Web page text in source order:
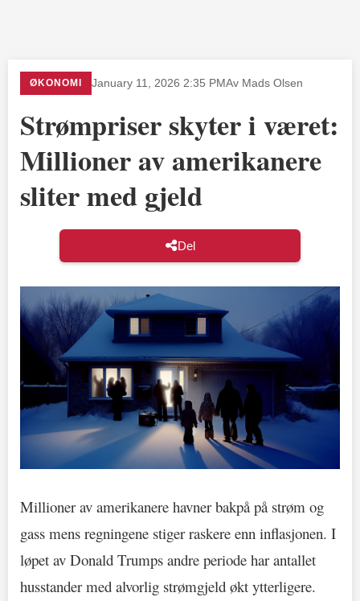
ØKONOMI January 11, 2026 2:35 PMAv Mads Olsen
Strømpriser skyter i været:
Millioner av amerikanere
sliter med gjeld
Del
Millioner av amerikanere havner bakpå på strøm og
gass mens regningene stiger raskere enn inflasjonen. I
løpet av Donald Trumps andre periode har antallet
husstander med alvorlig strømgjeld økt ytterligere.